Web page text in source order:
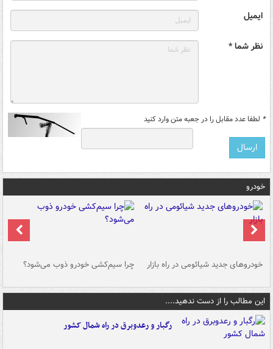
ایمیل
نظر شما *
* لطفا عدد مقابل را در جعبه متن وارد کنید
خودرو
خودروهای جدید شیائومی در راه بازار چرا سیم‌کشی خودرو ذوب می‌شود؟
این مطالب را از دست ندهید....
رگبار و رعدوبرق در راه شمال کشور